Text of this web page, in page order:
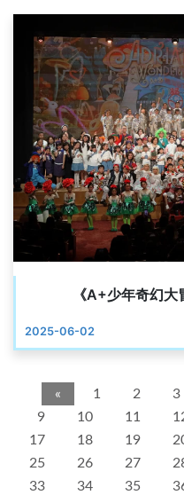
《A+少年奇幻
2025-06-02
« 1 2 3
9
10 11
17
18 19
25
26 27
33
34 35